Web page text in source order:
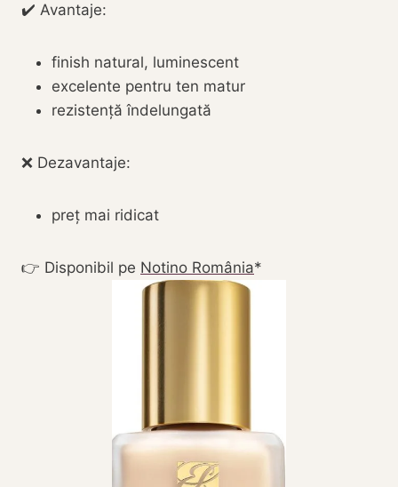
✔️ Avantaje:
finish natural, luminescent
excelente pentru ten matur
rezistență îndelungată
❌ Dezavantaje:
preț mai ridicat
👉 Disponibil pe Notino România